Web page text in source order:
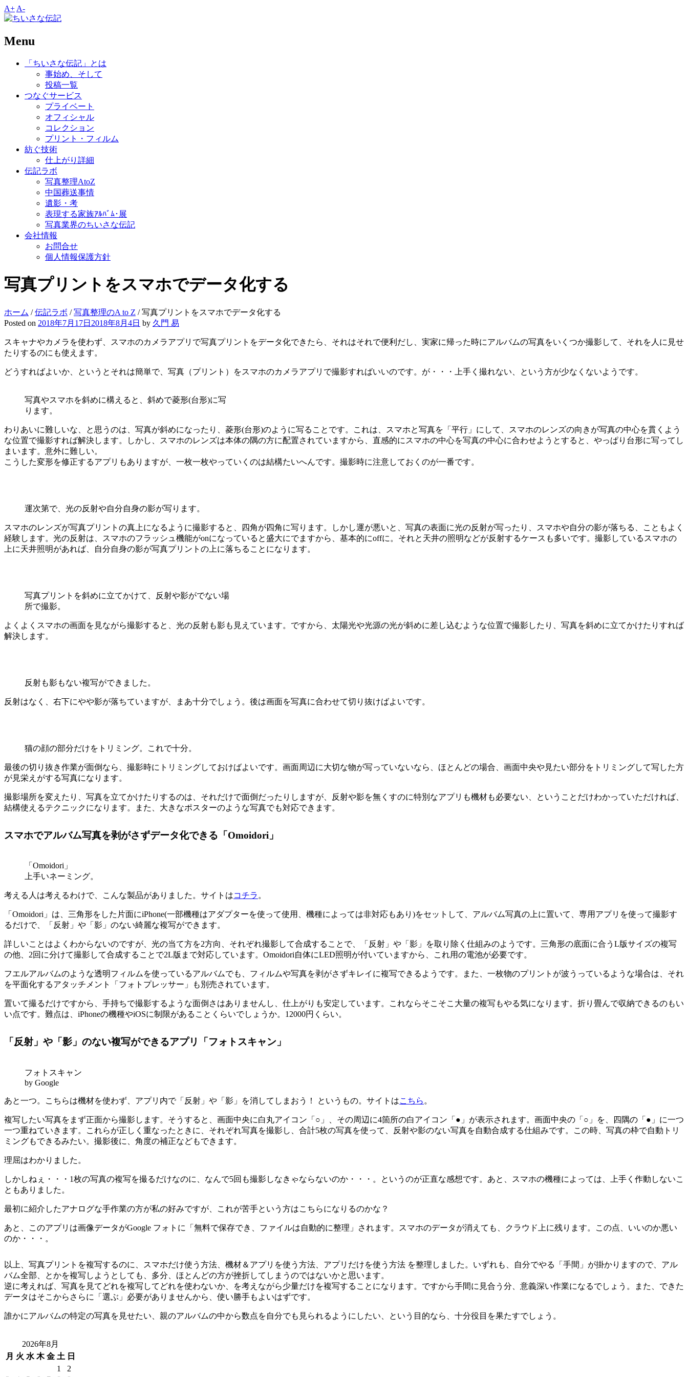
A+ A-
Menu
「ちいさな伝記」とは
事始め、そして
投稿一覧
つなぐサービス
プライベート
オフィシャル
コレクション
プリント・フィルム
紡ぐ技術
仕上がり詳細
伝記ラボ
写真整理AtoZ
中国葬送事情
遺影・考
表現する家族ｱﾙﾊﾞﾑ･展
写真業界のちいさな伝記
会社情報
お問合せ
個人情報保護方針
写真プリントをスマホでデータ化する
ホーム /伝記ラボ /写真整理のA to Z /写真プリントをスマホでデータ化する
Posted on 2018年7月17日 2018年8月4日 by 久門 易
スキャナやカメラを使わず、スマホのカメラアプリで写真プリントをデータ化できたら、それはそれで便利だし、実家に帰った時にアルバムの写真をいくつか撮影して、それを人に見せ
たりするのにも使えます。
どうすればよいか、というとそれは簡単で、写真（プリント）をスマホのカメラアプリで撮影すればいいのです。が・・・上手く撮れない、という方が少なくないようです。
写真やスマホを斜めに構えると、斜めで菱形(台形)に写
ります。
わりあいに難しいな、と思うのは、写真が斜めになったり、菱形(台形)のように写ることです。これは、スマホと写真を「平行」にして、スマホのレンズの向きが写真の中心を貫くよう
な位置で撮影すれば解決します。しかし、スマホのレンズは本体の隅の方に配置されていますから、直感的にスマホの中心を写真の中心に合わせようとすると、やっぱり台形に写ってし
まいます。意外に難しい。
こうした変形を修正するアプリもありますが、一枚一枚やっていくのは結構たいへんです。撮影時に注意しておくのが一番です。
運次第で、光の反射や自分自身の影が写ります。
スマホのレンズが写真プリントの真上になるように撮影すると、四角が四角に写ります。しかし運が悪いと、写真の表面に光の反射が写ったり、スマホや自分の影が落ちる、こともよく
経験します。光の反射は、スマホのフラッシュ機能がonになっていると盛大にでますから、基本的にoffに。それと天井の照明などが反射するケースも多いです。撮影しているスマホの
上に天井照明があれば、自分自身の影が写真プリントの上に落ちることになります。
写真プリントを斜めに立てかけて、反射や影がでない場
所で撮影。
よくよくスマホの画面を見ながら撮影すると、光の反射も影も見えています。ですから、太陽光や光源の光が斜めに差し込むような位置で撮影したり、写真を斜めに立てかけたりすれば
解決します。
反射も影もない複写ができました。
反射はなく、右下にやや影が落ちていますが、まあ十分でしょう。後は画面を写真に合わせて切り抜けばよいです。
猫の顔の部分だけをトリミング。これで十分。
最後の切り抜き作業が面倒なら、撮影時にトリミングしておけばよいです。画面周辺に大切な物が写っていないなら、ほとんどの場合、画面中央や見たい部分をトリミングして写した方
が見栄えがする写真になります。
撮影場所を変えたり、写真を立てかけたりするのは、それだけで面倒だったりしますが、反射や影を無くすのに特別なアプリも機材も必要ない、ということだけわかっていただければ、
結構使えるテクニックになります。また、大きなポスターのような写真でも対応できます。
スマホでアルバム写真を剥がさずデータ化できる「Omoidori」
「Omoidori」
上手いネーミング。
考える人は考えるわけで、こんな製品がありました。サイトはコチラ。
「Omoidori」は、三角形をした片面にiPhone(一部機種はアダプターを使って使用、機種によっては非対応もあり)をセットして、アルバム写真の上に置いて、専用アプリを使って撮影す
るだけで、「反射」や「影」のない綺麗な複写ができます。
詳しいことはよくわからないのですが、光の当て方を2方向、それぞれ撮影して合成することで、「反射」や「影」を取り除く仕組みのようです。三角形の底面に合うL版サイズの複写
の他、2回に分けて撮影して合成することで2L版まで対応しています。Omoidori自体にLED照明が付いていますから、これ用の電池が必要です。
フエルアルバムのような透明フィルムを使っているアルバムでも、フィルムや写真を剥がさずキレイに複写できるようです。また、一枚物のプリントが波うっているような場合は、それ
を平面化するアタッチメント「フォトプレッサー」も別売されています。
置いて撮るだけですから、手持ちで撮影するような面倒さはありませんし、仕上がりも安定しています。これならそこそこ大量の複写もやる気になります。折り畳んで収納できるのもい
い点です。難点は、iPhoneの機種やiOSに制限があることくらいでしょうか。12000円くらい。
「反射」や「影」のない複写ができるアプリ「フォトスキャン」
フォトスキャン
by Google
あと一つ。こちらは機材を使わず、アプリ内で「反射」や「影」を消してしまおう！ というもの。サイトはこちら 。
複写したい写真をまず正面から撮影します。そうすると、画面中央に白丸アイコン「○」、その周辺に4箇所の白アイコン「●」が表示されます。画面中央の「○」を、四隅の「●」に一つ
一つ重ねていきます。これらが正しく重なったときに、それぞれ写真を撮影し、合計5枚の写真を使って、反射や影のない写真を自動合成する仕組みです。この時、写真の枠で自動トリ
ミングもできるみたい。撮影後に、角度の補正などもできます。
理屈はわかりました。
しかしねぇ・・・1枚の写真の複写を撮るだけなのに、なんで5回も撮影しなきゃならないのか・・・。というのが正直な感想です。あと、スマホの機種によっては、上手く作動しないこ
ともありました。
最初に紹介したアナログな手作業の方が私の好みですが、これが苦手という方はこちらになりるのかな？
あと、このアプリは画像データがGoogle フォトに「無料で保存でき、ファイルは自動的に整理」されます。スマホのデータが消えても、クラウド上に残ります。この点、いいのか悪い
のか・・・。
以上、写真プリントを複写するのに、スマホだけ使う方法、機材＆アプリを使う方法、アプリだけを使う方法 を整理しました。いずれも、自分でやる「手間」が掛かりますので、アル
バム全部、とかを複写しようとしても、多分、ほとんどの方が挫折してしまうのではないかと思います。
逆に考えれば、写真を見てどれを複写してどれを使わないか、を考えながら少量だけを複写することになります。ですから手間に見合う分、意義深い作業になるでしょう。また、できた
データはそこからさらに「選ぶ」必要がありませんから、使い勝手もよいはずです。
誰かにアルバムの特定の写真を見せたい、親のアルバムの中から数点を自分でも見られるようにしたい、という目的なら、十分役目を果たすでしょう。
2026年8月
月 火 水 木 金 土 日
1
2